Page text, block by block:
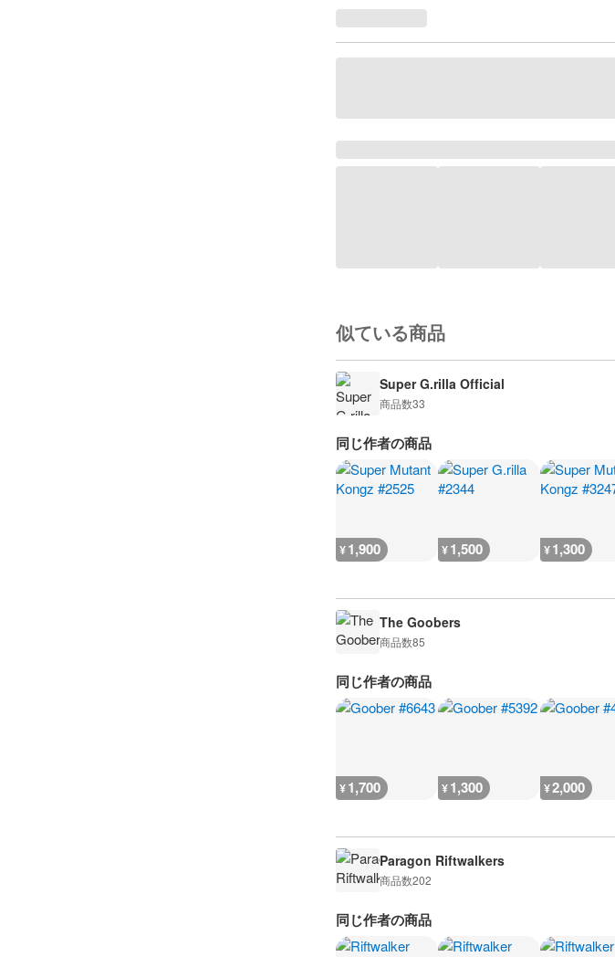
似ている商品
Super G.rilla Official
商品数33
同じ作者の商品
¥1,900 ¥1,500 ¥1,300
The Goobers
商品数85
同じ作者の商品
¥1,700 ¥1,300 ¥2,000
Paragon Riftwalkers
商品数202
同じ作者の商品